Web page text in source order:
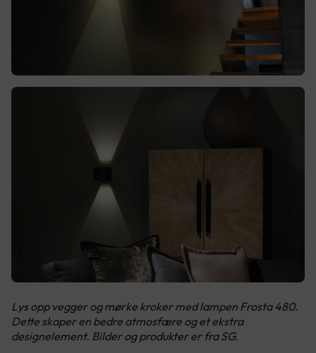
Lys opp vegger og mørke kroker med lampen Frosta 480.
Dette skaper en bedre atmosfære og et ekstra
designelement. Bilder og produkter er fra SG.